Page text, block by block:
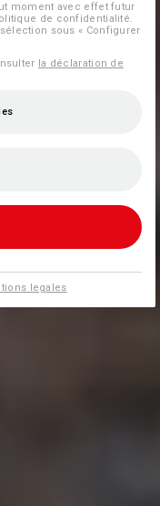
moment avec effet futur
de confidentialité.
sous « Configurer
la déclaration de
legales